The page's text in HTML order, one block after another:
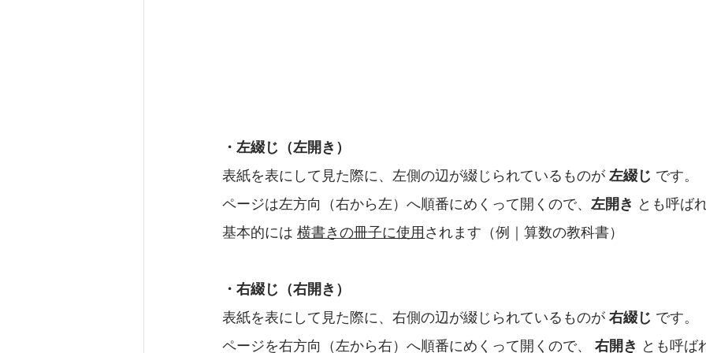
・左綴じ（左開き）
表紙を表にして見た際に、左側の辺が綴じられているものが 左綴じ です。
ページは左方向（右から左）へ順番にめくって開くので、 左開き とも呼ば
基本的には 横書きの冊子に使用されます（例｜算数の教科書）
・右綴じ（右開き）
表紙を表にして見た際に、右側の辺が綴じられているものが 右綴じ です。
ページを右方向（左から右）へ順番にめくって開くので、
右開き とも呼ば